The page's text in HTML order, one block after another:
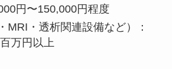
円〜150,000円程度
MRI・透析関連設備など）：
万円以上